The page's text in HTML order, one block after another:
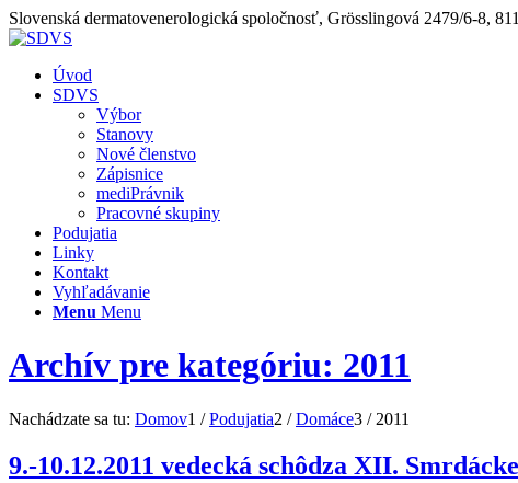
Slovenská dermatovenerologická spoločnosť, Grösslingová 2479/6-8,
Úvod
SDVS
Výbor
Stanovy
Nové členstvo
Zápisnice
mediPrávnik
Pracovné skupiny
Podujatia
Linky
Kontakt
Vyhľadávanie
Menu Menu
Archív pre kategóriu: 2011
Nachádzate sa tu: Domov1 / Podujatia2 / Domáce3 / 2011
9.-10.12.2011 vedecká schôdza XII.